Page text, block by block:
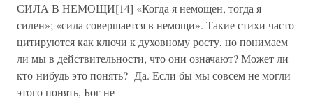
СИЛА В НЕМОЩИ[14] «Когда я немощен, тогда я
силен»; «сила совершается в немощи». Такие стихи часто
цитируются как ключи к духовному росту, но понимаем
ли мы в действительности, что они означают? Может ли
кто-нибудь это понять? Да. Если бы мы совсем не могли
этого понять, Бог не